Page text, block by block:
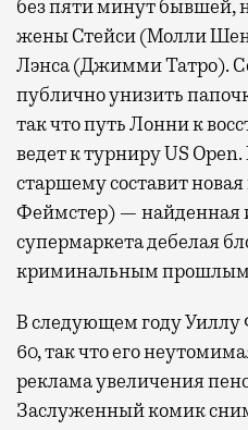
без пяти минут бывшей,
жены Стейси (Молли
Лэнса (Джимми Татро).
публично унизить
так что путь Лонни к
ведет к турниру US
старшему составит
Феймстер) — найденная
супермаркета дебелая
криминальным прошлым
В следующем году Уиллу
60, так что его
реклама увеличения
Заслуженный комик